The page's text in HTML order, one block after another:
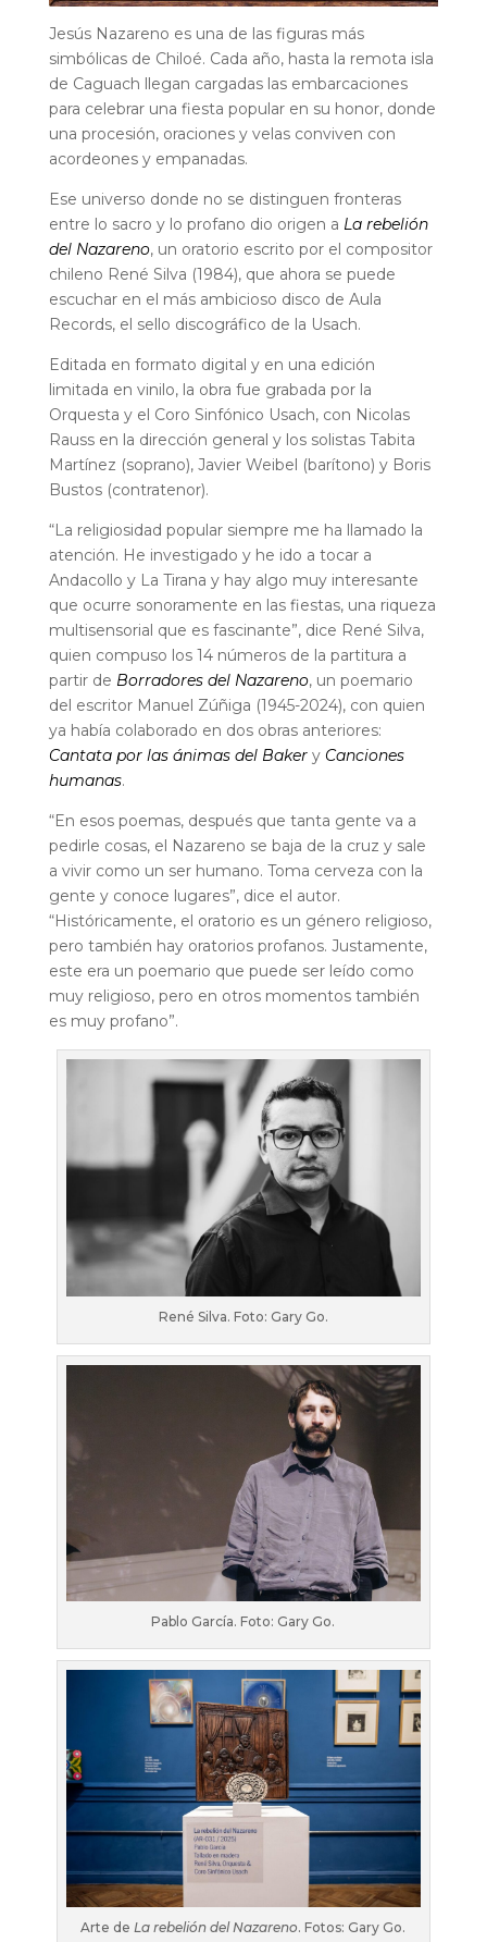
Jesús Nazareno es una de las figuras más
simbólicas de Chiloé. Cada año, hasta la remota isla
de Caguach llegan cargadas las embarcaciones
para celebrar una fiesta popular en su honor, donde
una procesión, oraciones y velas conviven con
acordeones y empanadas.
Ese universo donde no se distinguen fronteras
entre lo sacro y lo profano dio origen a La rebelión
del Nazareno, un oratorio escrito por el compositor
chileno René Silva (1984), que ahora se puede
escuchar en el más ambicioso disco de Aula
Records, el sello discográfico de la Usach.
Editada en formato digital y en una edición
limitada en vinilo, la obra fue grabada por la
Orquesta y el Coro Sinfónico Usach, con Nicolas
Rauss en la dirección general y los solistas Tabita
Martínez (soprano), Javier Weibel (barítono) y Boris
Bustos (contratenor).
“La religiosidad popular siempre me ha llamado la
atención. He investigado y he ido a tocar a
Andacollo y La Tirana y hay algo muy interesante
que ocurre sonoramente en las fiestas, una riqueza
multisensorial que es fascinante”, dice René Silva,
quien compuso los 14 números de la partitura a
partir de Borradores del Nazareno, un poemario
del escritor Manuel Zúñiga (1945-2024), con quien
ya había colaborado en dos obras anteriores:
Cantata por las ánimas del Bakery Canciones
humanas.
“En esos poemas, después que tanta gente va a
pedirle cosas, el Nazareno se baja de la cruz y sale
a vivir como un ser humano. Toma cerveza con la
gente y conoce lugares”, dice el autor.
“Históricamente, el oratorio es un género religioso,
pero también hay oratorios profanos. Justamente,
este era un poemario que puede ser leído como
muy religioso, pero en otros momentos también
es muy profano”.
René Silva. Foto: Gary Go.
Pablo García. Foto: Gary Go.
Arte de La rebelión del Nazareno. Fotos: Gary Go.